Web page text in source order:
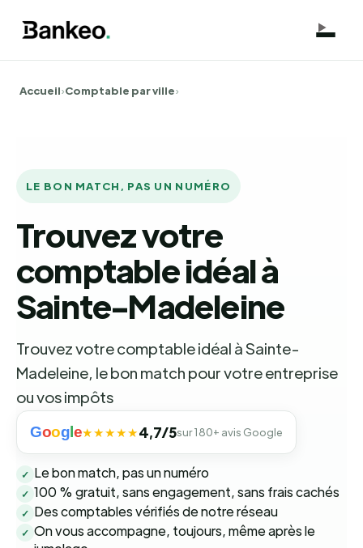
Accueil›Comptable par ville›
LE BON MATCH, PAS UN NUMÉRO
Trouvez votre
comptable idéal à
Sainte-Madeleine
Trouvez votre comptable idéal à Sainte-
Madeleine, le bon match pour votre entreprise
ou vos impôts
Goog e★★★★★4,7/5sur 180+ avis Google
✓ Le bon match, pas un numéro
✓ 100 % gratuit, sans engagement, sans frais cachés
✓ Des comptables vérifiés de notre réseau
✓ On vous accompagne, toujours, même après le